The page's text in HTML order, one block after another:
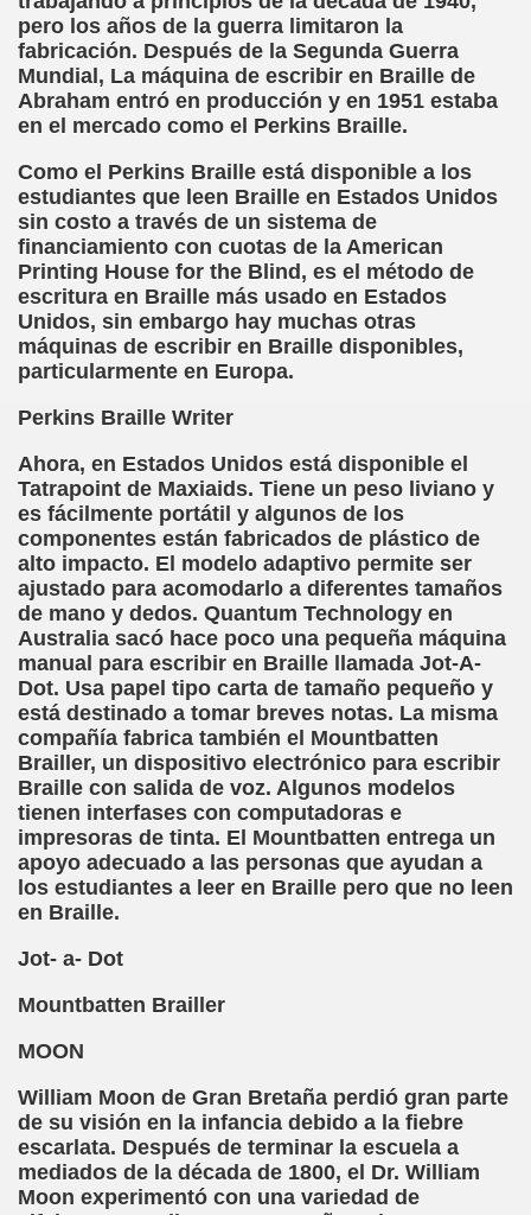
pero los años de la guerra limitaron la
fabricación. Después de la Segunda Guerra
Mundial, La máquina de escribir en Braille de
Abraham entró en producción y en 1951 estaba
en el mercado como el Perkins Braille.
Como el Perkins Braille está disponible a los
estudiantes que leen Braille en Estados Unidos
sin costo a través de un sistema de
financiamiento con cuotas de la American
Printing House for the Blind, es el método de
escritura en Braille más usado en Estados
Unidos, sin embargo hay muchas otras
máquinas de escribir en Braille disponibles,
particularmente en Europa.
Perkins Braille Writer
Ahora, en Estados Unidos está disponible el
Tatrapoint de Maxiaids. Tiene un peso liviano y
es fácilmente portátil y algunos de los
componentes están fabricados de plástico de
alto impacto. El modelo adaptivo permite ser
ajustado para acomodarlo a diferentes tamaños
de mano y dedos. Quantum Technology en
Australia sacó hace poco una pequeña máquina
manual para escribir en Braille llamada Jot-A-
Dot. Usa papel tipo carta de tamaño pequeño y
está destinado a tomar breves notas. La misma
compañía fabrica también el Mountbatten
Brailler, un dispositivo electrónico para escribir
Braille con salida de voz. Algunos modelos
tienen interfases con computadoras e
impresoras de tinta. El Mountbatten entrega un
apoyo adecuado a las personas que ayudan a
los estudiantes a leer en Braille pero que no leen
en Braille.
Jot- a- Dot
Mountbatten Brailler
MOON
William Moon de Gran Bretaña perdió gran parte
de su visión en la infancia debido a la fiebre
escarlata. Después de terminar la escuela a
mediados de la década de 1800, el Dr. William
Moon experimentó con una variedad de
(M. R. Olson)
Fellenius)
Figueroa)
y perspectivas (Enrique Elissalde)
Jesús Cañamares)
de Santiago (Angelines sánchez Herrero)
gonzález Otero)
e Italiano (Pedro Zurita)
ONCE de Pontevedra (Blas Vázquez Rodríguez)
(Carmen Bonet Borrás)
de Lectura para los Ciegos (Eutiquio Cabrerizo)
Alicante (Juan José Miñana Estruch)
Blas Sánchez)
Sanz)
(Lola Bogas)
Ciego Integrado a la Escuela Regular (José
(María Jesús Cañamares)
Solana)
Antonio Campos Sánchez)
(Pedro Zurita)